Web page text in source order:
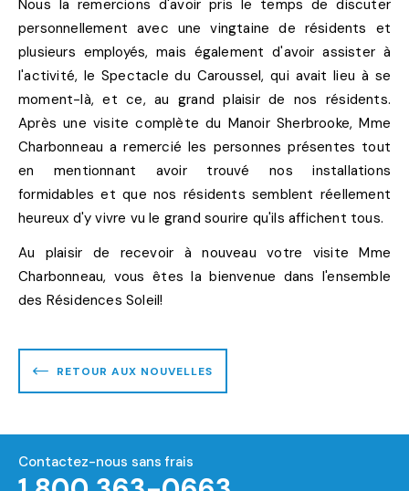
Nous la remercions d'avoir pris le temps de discuter
personnellement avec une vingtaine de résidents et
plusieurs employés, mais également d'avoir assister à
l'activité, le Spectacle du Caroussel, qui avait lieu à se
moment-là, et ce, au grand plaisir de nos résidents.
Après une visite complète du Manoir Sherbrooke, Mme
Charbonneau a remercié les personnes présentes tout
en mentionnant avoir trouvé nos installations
formidables et que nos résidents semblent réellement
heureux d'y vivre vu le grand sourire qu'ils affichent tous.
Au plaisir de recevoir à nouveau votre visite Mme
Charbonneau, vous êtes la bienvenue dans l'ensemble
des Résidences Soleil!
RETOUR AUX NOUVELLES
Contactez-nous sans frais